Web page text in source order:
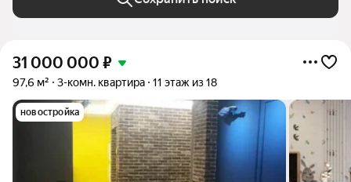
31 000 000 ₽
97,6 м² 3-комн. квартира 11 этаж из 18
новостройка